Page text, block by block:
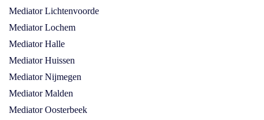
Mediator Lichtenvoorde
Mediator Lochem
Mediator Halle
Mediator Huissen
Mediator Nijmegen
Mediator Malden
Mediator Oosterbeek